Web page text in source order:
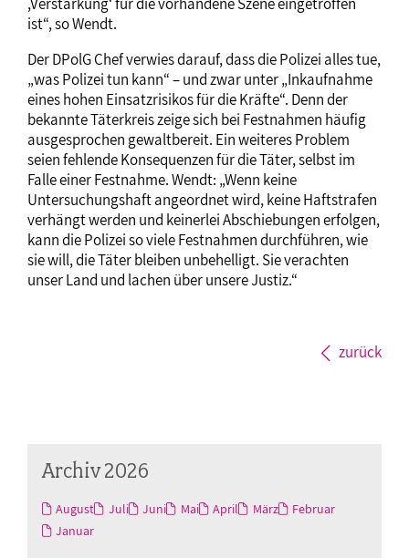
ist“, so Wendt.
Der DPolG Chef verwies darauf, dass die Polizei alles tue,
„was Polizei tun kann“ – und zwar unter „Inkaufnahme
eines hohen Einsatzrisikos für die Kräfte“. Denn der
bekannte Täterkreis zeige sich bei Festnahmen häufig
ausgesprochen gewaltbereit. Ein weiteres Problem
seien fehlende Konsequenzen für die Täter, selbst im
Falle einer Festnahme. Wendt: „Wenn keine
Untersuchungshaft angeordnet wird, keine Haftstrafen
verhängt werden und keinerlei Abschiebungen erfolgen,
kann die Polizei so viele Festnahmen durchführen, wie
sie will, die Täter bleiben unbehelligt. Sie verachten
unser Land und lachen über unsere Justiz.“
zurück
Archiv 2026
August Juli Juni Mai April März
Februar
Januar